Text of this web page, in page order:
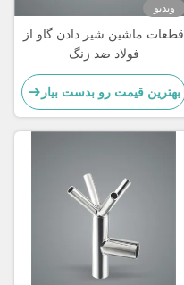
ویدیو
قطعات ماشين شير دادن گاو از
فولاد ضد زنگ
بهترین قیمت رو بدست بیار